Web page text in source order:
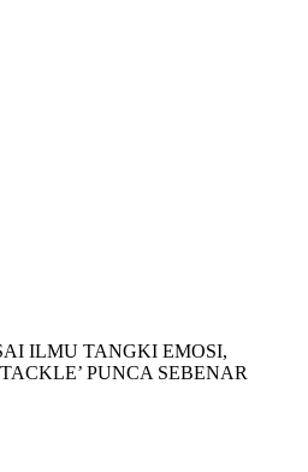
ILMU TANGKI EMOSI,
PUNCA SEBENAR